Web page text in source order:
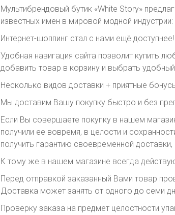
Мультибрендовый бутик «White Story»
известных имен в мировой модной
Интернет-шоппинг стал с нами ещё доступнее!
Удобная навигация сайта позволит купить
добавить товар в корзину и выбрать
Несколько видов доставки + приятные
Мы доставим Вашу покупку быстро и без
Если Вы совершаете покупку в нашем
получили ее вовремя, в целости и
получить гарантию своевременной
К тому же в нашем магазине всегда
Перед отправкой заказанный Вами товар
Доставка может занять от одного до семи
Проверку заказа на предмет целостности